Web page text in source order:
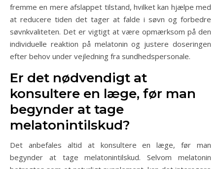
fremme en mere afslappet tilstand, hvilket kan hjælpe med
at reducere tiden det tager at falde i søvn og forbedre
søvnkvaliteten. Det er vigtigt at være opmærksom på den
individuelle reaktion på melatonin og justere doseringen
efter behov under vejledning fra sundhedspersonale.
Er det nødvendigt at
konsultere en læge, før man
begynder at tage
melatonintilskud?
Det anbefales altid at konsultere en læge, før man
begynder at tage melatonintilskud. Selvom melatonin